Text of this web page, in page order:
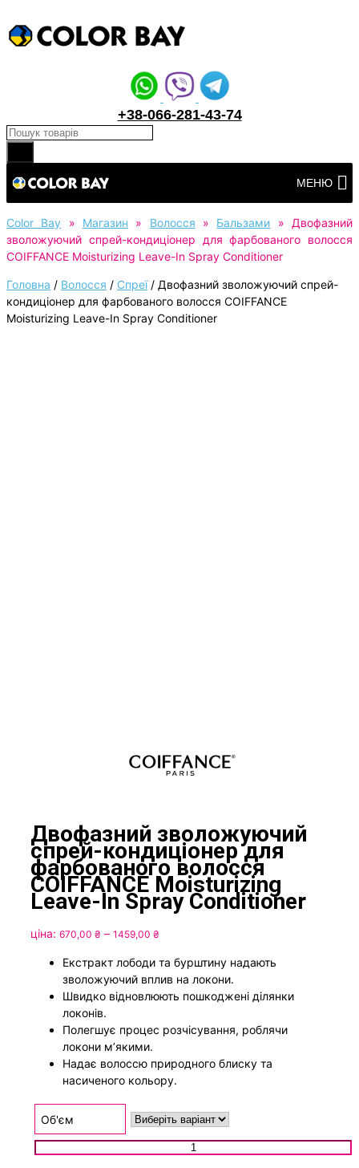
+38-066-281-43-74
Products search
до
вмісту
МЕНЮ
Color Bay » Магазин » Волосся » Бальзами » Двофазний
зволожуючий спрей-кондиціонер для фарбованого волосся
COIFFANCE Moisturizing Leave-In Spray Conditioner
Головна / Волосся / Спреї/ Двофазний зволожуючий спрей-
кондиціонер для фарбованого волосся COIFFANCE
Moisturizing Leave-In Spray Conditioner
Двофазний зволожуючий
спрей-кондиціонер для
фарбованого волосся
COIFFANCE Moisturizing
Leave-In Spray Conditioner
ціна: 670,00 ₴ – 1459,00 ₴
670,00 ₴
through
1459,00 ₴
Екстракт лободи та бурштину надають
зволожуючий вплив на локони.
Швидко відновлюють пошкоджені ділянки
локонів.
Полегшує процес розчісування, роблячи
локони м’якими.
Надає волоссю природного блиску та
насиченого кольору.
Об'єм
Двофазний зволожуючий спрей-кондиціонер для